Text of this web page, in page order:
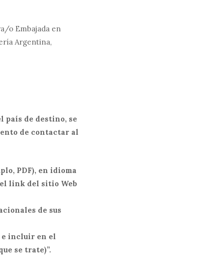
o Embajada en
Argentina,
país de destino, se
de contactar al
PDF), en idioma
link del sitio Web
de sus
incluir en el
se trate)”.